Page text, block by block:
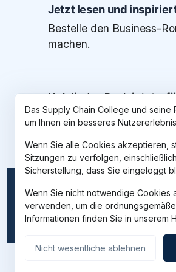
Jetzt lesen und
Bestelle den Business-
machen.
Hol dir das Buch jetzt –
Das Supply Chain College und
um Ihnen ein besseres
Wenn Sie alle Cookies akzeptieren,
Sitzungen zu verfolgen,
Sicherstellung, dass Sie eingeloggt
Wenn Sie nicht notwendige Cookies
verwenden, um die
Informationen finden Sie in unserem
Nicht wesentliche ablehnen